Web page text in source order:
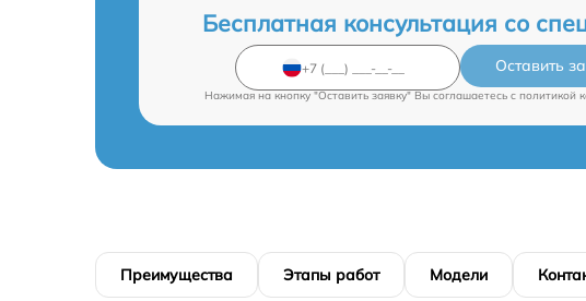
Бесплатная консультация со
Оставить
Нажимая на кнопку "Оставить заявку" Вы соглашаетесь c политикой
Преимущества Этапы работ Модели